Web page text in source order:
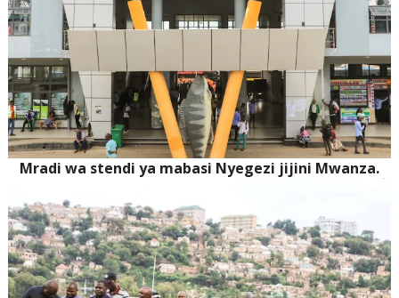
Mradi wa stendi ya mabasi Nyegezi jijini Mwanza.